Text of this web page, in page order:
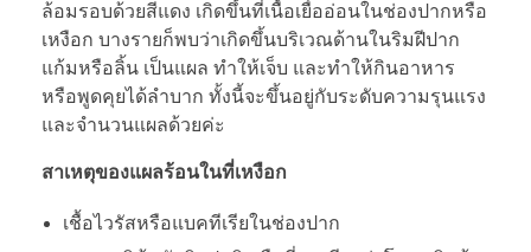
ล้อมรอบด้วยสีแดง เกิดขึ้นที่เนื้อเยื่ออ่อนในช่องปากหรือ
เหงือก บางรายก็พบว่าเกิดขึ้นบริเวณด้านในริมฝีปาก
แก้มหรือลิ้น เป็นแผล ทำให้เจ็บ และทำให้กินอาหาร
หรือพูดคุยได้ลำบาก ทั้งนี้จะขึ้นอยู่กับระดับความรุนแรง
และจำนวนแผลด้วยค่ะ
สาเหตุของแผลร้อนในที่เหงือก
เชื้อไวรัสหรือแบคทีเรียในช่องปาก